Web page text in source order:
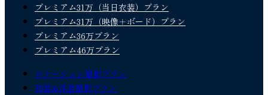
プレミアム31万（当日衣装）プラン
プレミアム31万（映像＋ボード）プラン
プレミアム36万プラン
プレミアム46万プラン
ロケーション撮影プラン
和装&洋装撮影プラン